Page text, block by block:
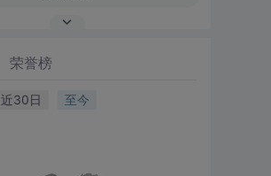
荣誉榜
近30日 至今